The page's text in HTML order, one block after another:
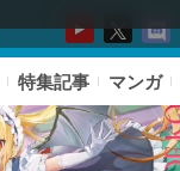
特集記事 マンガ